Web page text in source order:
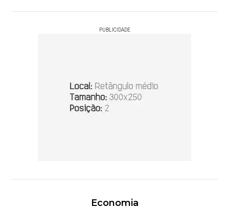
PUBLICIDADE
Economia